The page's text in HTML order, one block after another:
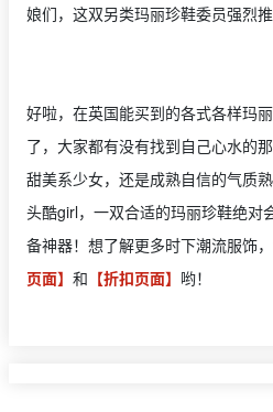
娘们，这双另类玛丽珍鞋委员强烈推
好啦，在英国能买到的各式各样玛
了，大家都有没有找到自己心水的
甜美系少女，还是成熟自信的气质
头酷girl，一双合适的玛丽珍鞋绝对
备神器！想了解更多时下潮流服饰
页面】 和 【折扣页面】 哟！